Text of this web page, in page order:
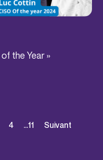
the Year »
4 …11 Suivant